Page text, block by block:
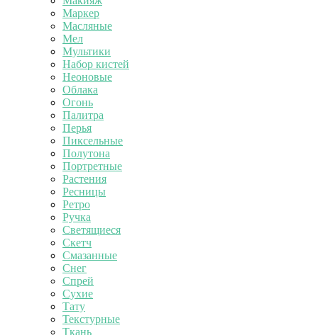
Маркер
Масляные
Мел
Мультики
Набор кистей
Неоновые
Облака
Огонь
Палитра
Перья
Пиксельные
Полутона
Портретные
Растения
Ресницы
Ретро
Ручка
Светящиеся
Скетч
Смазанные
Снег
Спрей
Сухие
Тату
Текстурные
Ткань